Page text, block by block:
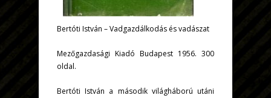
Bertóti István – Vadgazdálkodás és vadászat
Mezőgazdasági Kiadó Budapest 1956. 300
oldal.
Bertóti István a második világháború utáni